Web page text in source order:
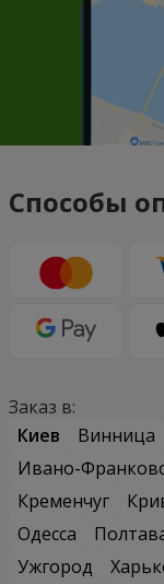
Способы
Заказ в:
Киев
Винница
Ивано-
Кременчуг
Одесса
Ужгород